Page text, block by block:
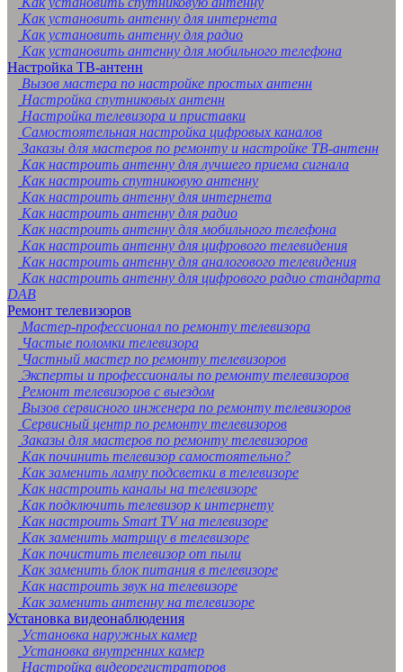
Как установить антенну для интернета
Как установить антенну для радио
Как установить антенну для мобильного телефона
Настройка ТВ-антенн
Вызов мастера по настройке простых антенн
Настройка спутниковых антенн
Настройка телевизора и приставки
Самостоятельная настройка цифровых каналов
Заказы для мастеров по ремонту и настройке ТВ-антенн
Как настроить антенну для лучшего приема сигнала
Как настроить спутниковую антенну
Как настроить антенну для интернета
Как настроить антенну для радио
Как настроить антенну для мобильного телефона
Как настроить антенну для цифрового телевидения
Как настроить антенну для аналогового телевидения
Как настроить антенну для цифрового радио стандарта
DAB
Ремонт телевизоров
Мастер-профессионал по ремонту телевизора
Частые поломки телевизора
Частный мастер по ремонту телевизоров
Эксперты и профессионалы по ремонту телевизоров
Ремонт телевизоров с выездом
Вызов сервисного инженера по ремонту телевизоров
Сервисный центр по ремонту телевизоров
Заказы для мастеров по ремонту телевизоров
Как починить телевизор самостоятельно?
Как заменить лампу подсветки в телевизоре
Как настроить каналы на телевизоре
Как подключить телевизор к интернету
Как настроить Smart TV на телевизоре
Как заменить матрицу в телевизоре
Как почистить телевизор от пыли
Как заменить блок питания в телевизоре
Как настроить звук на телевизоре
Как заменить антенну на телевизоре
Установка видеонаблюдения
Установка наружных камер
Установка внутренних камер
Настройка видеорегистраторов